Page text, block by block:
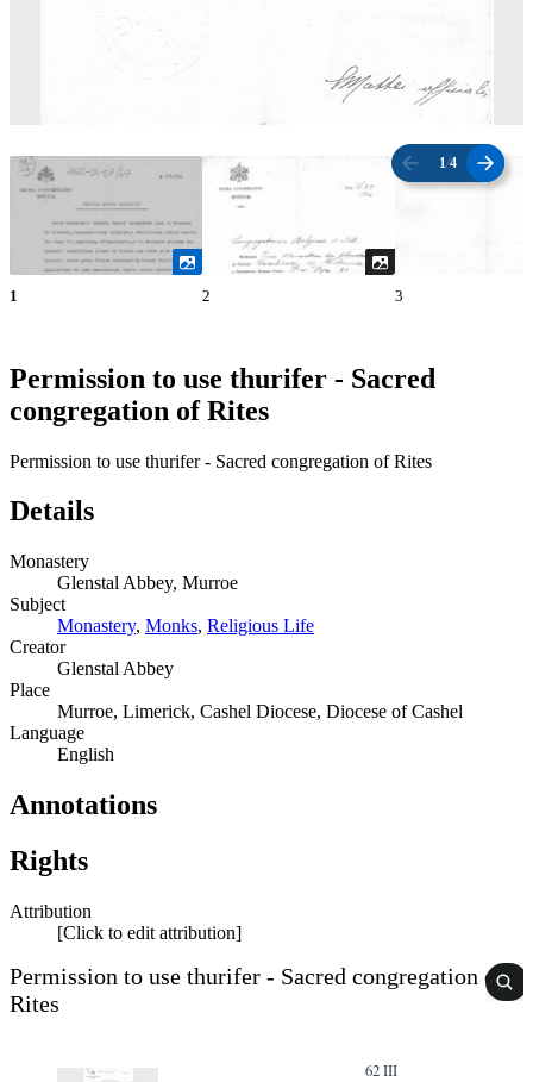
1 /4
1 2 3
Permission to use thurifer - Sacred
congregation of Rites
Permission to use thurifer - Sacred congregation of Rites
Details
Monastery
Glenstal Abbey, Murroe
Subject
Monastery, Monks, Religious Life
Creator
Glenstal Abbey
Place
Murroe, Limerick, Cashel Diocese, Diocese of Cashel
Language
English
Annotations
Rights
Attribution
[Click to edit attribution]
Permission to use thurifer - Sacred congregation of
Rites
62 III